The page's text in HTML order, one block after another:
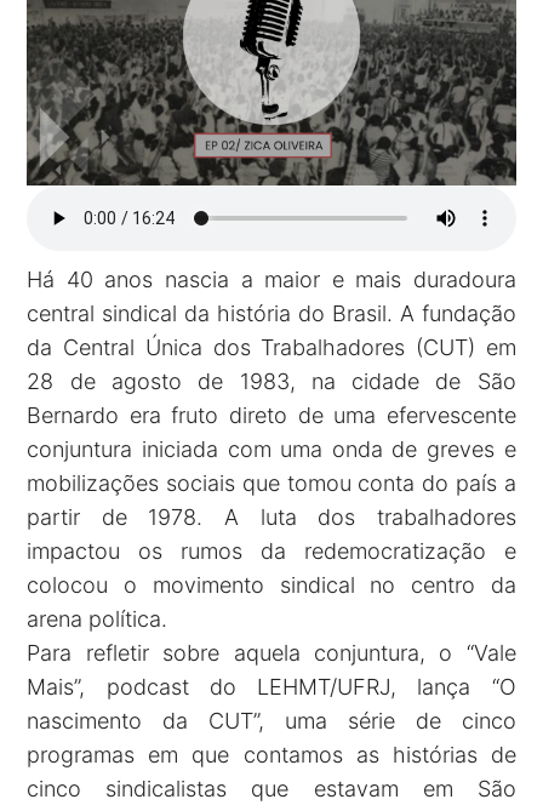
Há 40 anos nascia a maior e mais duradoura
central sindical da história do Brasil. A fundação
da Central Única dos Trabalhadores (CUT) em
28 de agosto de 1983, na cidade de São
Bernardo era fruto direto de uma efervescente
conjuntura iniciada com uma onda de greves e
mobilizações sociais que tomou conta do país a
partir de 1978. A luta dos trabalhadores
impactou os rumos da redemocratização e
colocou o movimento sindical no centro da
arena política.
Para refletir sobre aquela conjuntura, o “Vale
Mais”, podcast do LEHMT/UFRJ, lança “O
nascimento da CUT”, uma série de cinco
programas em que contamos as histórias de
cinco sindicalistas que estavam em São